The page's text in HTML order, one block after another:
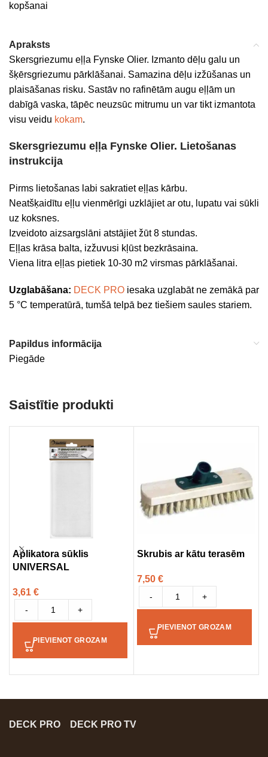
kopšanai
Apraksts
Skersgriezumu eļļa Fynske Olier. Izmanto dēļu galu un
šķērsgriezumu pārklāšanai. Samazina dēļu izžūšanas un
plaisāšanas risku. Sastāv no rafinētām augu eļļām un
dabīgā vaska, tāpēc neuzsūc mitrumu un var tikt izmantota
visu veidu kokam.
Skersgriezumu eļļa Fynske Olier. Lietošanas
instrukcija
Pirms lietošanas labi sakratiet eļļas kārbu.
Neatšķaidītu eļļu vienmērīgi uzklājiet ar otu, lupatu vai sūkli
uz koksnes.
Izveidoto aizsargslāni atstājiet žūt 8 stundas.
Eļļas krāsa balta, izžuvusi kļūst bezkrāsaina.
Viena litra eļļas pietiek 10-30 m2 virsmas pārklāšanai.
Uzglabāšana: DECK PRO iesaka uzglabāt ne zemākā par
5 °C temperatūrā, tumšā telpā bez tiešiem saules stariem.
Papildus informācija
Piegāde
Saistītie produkti
Aplikatora sūklis
UNIVERSAL
3,61 €
- +
PIEVIENOT GROZAM
Skrubis ar kātu terasēm
7,50 €
- +
PIEVIENOT GROZAM
DECK PRO DECK PRO TV